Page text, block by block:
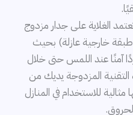
الغلاية على جدار مزدوج
خارجية عازلة) بحيث
آمنًا عند اللمس حتى خلال
المزدوجة يديك من
مثالية للاستخدام في المنازل